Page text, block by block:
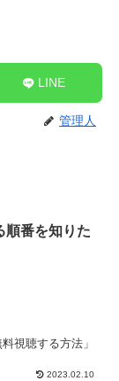
LINE
管理人
順番を知りた
視聴する方法」
2023.02.10